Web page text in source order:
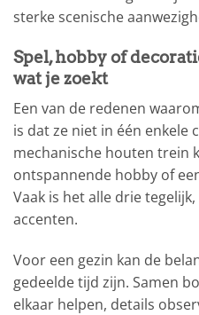
sterke scenische
Spel, hobby of
wat je zoekt
Een van de redenen
is dat ze niet in één enkele
mechanische houten trein
ontspannende hobby of
Vaak is het alle drie
accenten.
Voor een gezin kan de
gedeelde tijd zijn. Samen
elkaar helpen, details